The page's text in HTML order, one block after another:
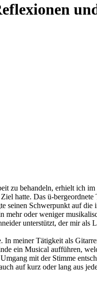
zu behandeln, erhielt ich
hatte. Das ü-
seinen Schwerpunkt auf
oder weniger
unterstützt, der mir
meiner Tätigkeit als
ein Musical aufführen,
mit der Stimme
auf kurz oder lang aus